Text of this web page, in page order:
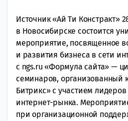
Источник «Ай Ти Констракт»
в Новосибирске состоится
мероприятие, посвященное
и развития бизнеса в сети
с ngs.ru «Формула сайта» —
семинаров, организованный
Битрикс» c участием
интернет-рынка.
при организационной